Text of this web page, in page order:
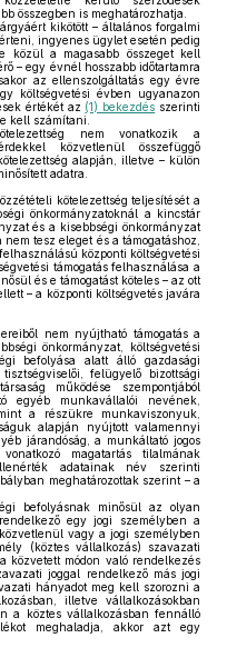
összegben is meghatározhatja.
kikötött – általános forgalmi
ingyenes ügylet esetén pedig
a magasabb összeget kell
– egy évnél hosszabb időtartamra
az ellenszolgáltatás egy évre
költségvetési évben ugyanazon
értékét az (1) bekezdés szerinti
kell számítani.
nem vonatkozik a
közvetlenül összefüggő
alapján, illetve – külön
adatra.
kötelezettség teljesítését a
önkormányzatoknál a kincstár
és a kisebbségi önkormányzat
tesz eleget és a támogatáshoz,
központi költségvetési
támogatás felhasználása a
és e támogatást köteles – az ott
– a központi költségvetés javára
nem nyújtható támogatás a
önkormányzat, költségvetési
befolyása alatt álló gazdasági
felügyelő bizottsági
működése szempontjából
egyéb munkavállalói nevének,
a részükre munkaviszonyuk,
alapján nyújtott valamennyi
járandóság, a munkáltató jogos
magatartás tilalmának
adatainak név szerinti
meghatározottak szerint – a
befolyásnak minősül az olyan
egy jogi személyben a
vagy a jogi személyben
(köztes vállalkozás) szavazati
közvetett módon való rendelkezés
joggal rendelkező más jogi
hányadot meg kell szorozni a
illetve vállalkozásokban
a köztes vállalkozásban fennálló
meghaladja, akkor azt egy